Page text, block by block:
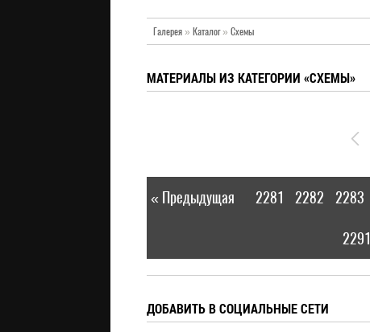
Галерея» Каталог» Схемы
МАТЕРИАЛЫ ИЗ КАТЕГОРИИ «СХЕМЫ»
« Предыдущая 2281 2282 2283
2291
ДОБАВИТЬ В СОЦИАЛЬНЫЕ СЕТИ